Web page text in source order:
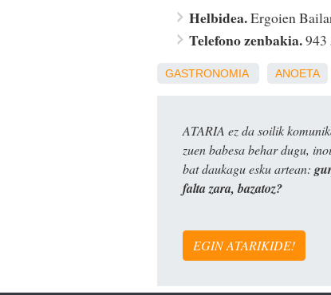
Helbidea.Ergoien
Telefono zenbakia.943
GASTRONOMIA ANOETA
ATARIA ez da soilik
zuen babesa behar dugu,
bat daukagu esku artean:
falta zara, bazatoz?
EGIN ATARIKIDE!